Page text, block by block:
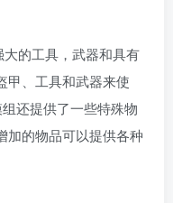
的工具，武器和具有
甲、工具和武器来使
还提供了一些特殊物
加的物品可以提供各种